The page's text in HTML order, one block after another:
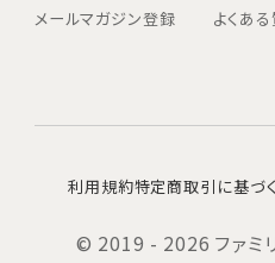
メールマガジン登録
よくあ
利用規約特定商取引に基づ
© 2019 - 2026 ファミ